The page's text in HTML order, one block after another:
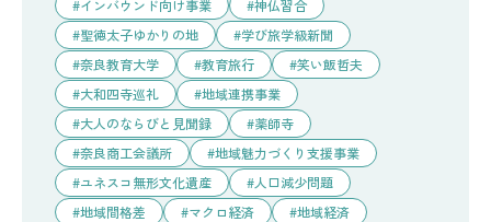
インバウンド向け事業
神仏習合
聖徳太子ゆかりの地
学び旅学級新聞
奈良教育大学
教育旅行
笑い飯哲夫
大和四寺巡礼
地域連携事業
大人のならびと見聞録
薬師寺
奈良商工会議所
地域魅力づくり支援事業
ユネスコ無形文化遺産
人口減少問題
地域間格差
マクロ経済
地域経済